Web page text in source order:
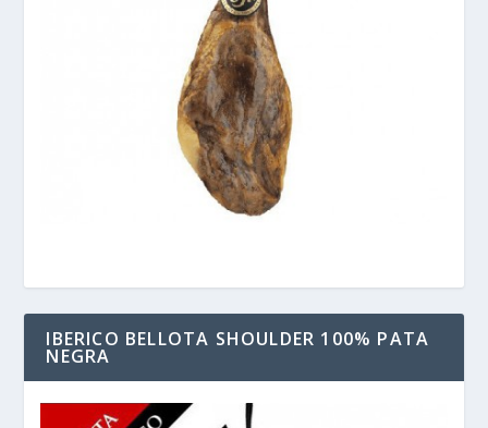
IBERICO BELLOTA SHOULDER 100% PATA
NEGRA